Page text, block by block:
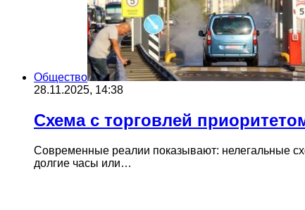
Общество
28.11.2025, 14:38
Схема с торговлей
Современные реалии показывают: нелегальные
долгие часы или…